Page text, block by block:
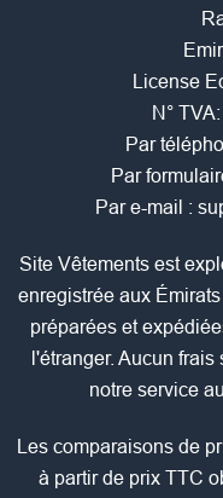
License
N°
Par
Par
Par e-mail :
Site Vêtements est
enregistrée aux
préparées et
l'étranger. Aucun
notre service
Les comparaisons de
à partir de prix TTC